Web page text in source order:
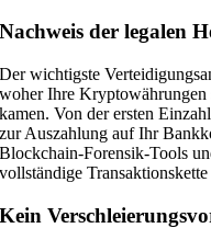
Nachweis der legalen
Der wichtigste
woher Ihre Kryptowährungen
kamen. Von der ersten
zur Auszahlung auf Ihr
Blockchain-Forensik-Tools
vollständige
Kein